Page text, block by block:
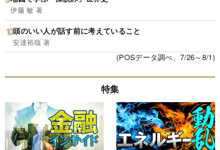
伊藤 敏 著
頭のいい人が話す前に考えていること
安達裕哉 著
(POSデータ調べ、7/26～8/1)
特集